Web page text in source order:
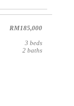
RM185,000
3 beds
2 baths